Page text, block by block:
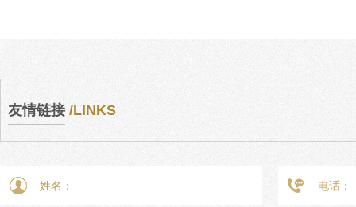
友情链接 /LINKS